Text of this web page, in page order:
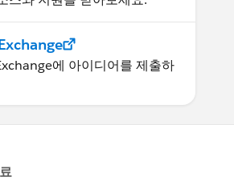
에 아이디어를 제출하